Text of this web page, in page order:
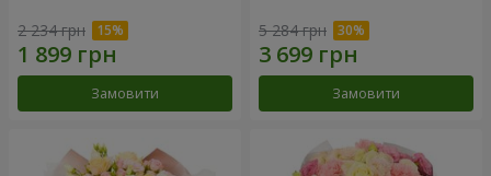
2 234 грн
Замовити
5 284 грн
Замовити